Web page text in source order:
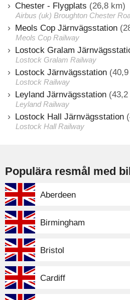
Chester - Flygplats (26,8 km)
Airbus (uk) Broughton Chester
Meols Cop Järnvägsstation
Meols Cop Railway
Lostock Gralam
Lostock Gralam Railway
Lostock Järnvägsstation
Lostock Railway
Leyland Järnvägsstation
Leyland Railway
Lostock Hall Järnvägsstation
Lostock Hall Railway
Populära resmål med
Aberdeen
Birmingham
Bristol
Cardiff